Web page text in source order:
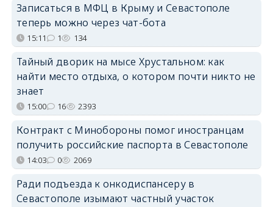
Записаться в МФЦ в Крыму и Севастополе
теперь можно через чат-бота
15:11 1 134
Тайный дворик на мысе Хрустальном: как
найти место отдыха, о котором почти никто не
знает
15:00 16 2393
Контракт с Минобороны помог иностранцам
получить российские паспорта в Севастополе
14:03 0 2069
Ради подъезда к онкодиспансеру в
Севастополе изымают частный участок